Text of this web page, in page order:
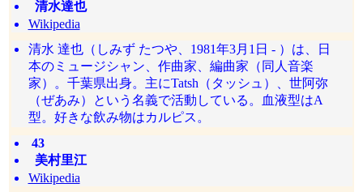
清水達也
Wikipedia
清水 達也（しみず たつや、1981年3月1日 - ）は、日
本のミュージシャン、作曲家、編曲家（同人音楽
家）。千葉県出身。主にTatsh（タッシュ）、世阿弥
（ぜあみ）という名義で活動している。血液型はA
型。好きな飲み物はカルピス。
43
美村里江
Wikipedia